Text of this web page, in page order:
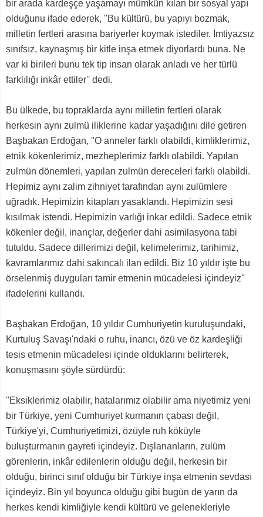
bir arada kardeşçe yaşamayı mümkün kılan bir sosyal yapı
olduğunu ifade ederek, ''Bu kültürü, bu yapıyı bozmak,
milletin fertleri arasına bariyerler koymak istediler. İmtiyazsız
sınıfsız, kaynaşmış bir kitle inşa etmek diyorlardı buna. Ne
var ki birileri bunu tek tip insan olarak anladı ve her türlü
farklılığı inkâr ettiler'' dedi.
Bu ülkede, bu topraklarda aynı milletin fertleri olarak
herkesin aynı zulmü iliklerine kadar yaşadığını dile getiren
Başbakan Erdoğan, ''O anneler farklı olabildi, kimliklerimiz,
etnik kökenlerimiz, mezheplerimiz farklı olabildi. Yapılan
zulmün dönemleri, yapılan zulmün dereceleri farklı olabildi.
Hepimiz aynı zalim zihniyet tarafından aynı zulümlere
uğradık. Hepimizin kitapları yasaklandı. Hepimizin sesi
kısılmak istendi. Hepimizin varlığı inkar edildi. Sadece etnik
kökenler değil, inançlar, değerler dahi asimilasyona tabi
tutuldu. Sadece dillerimizi değil, kelimelerimiz, tarihimiz,
kavramlarımız dahi sakıncalı ilan edildi. Biz 10 yıldır işte bu
örselenmiş duyguları tamir etmenin mücadelesi içindeyiz''
ifadelerini kullandı.
Başbakan Erdoğan, 10 yıldır Cumhuriyetin kuruluşundaki,
Kurtuluş Savaşı'ndaki o ruhu, inancı, özü ve öz kardeşliği
tesis etmenin mücadelesi içinde olduklarını belirterek,
konuşmasını şöyle sürdürdü:
''Eksiklerimiz olabilir, hatalarımız olabilir ama niyetimiz yeni
bir Türkiye, yeni Cumhuriyet kurmanın çabası değil,
Türkiye'yi, Cumhuriyetimizi, özüyle ruh köküyle
buluşturmanın gayreti içindeyiz. Dışlananların, zulüm
görenlerin, inkâr edilenlerin olduğu değil, herkesin bir
olduğu, birinci sınıf olduğu bir Türkiye inşa etmenin sevdası
içindeyiz. Bin yıl boyunca olduğu gibi bugün de yarın da
herkes kendi kimliğiyle kendi kültürü ve gelenekleriyle